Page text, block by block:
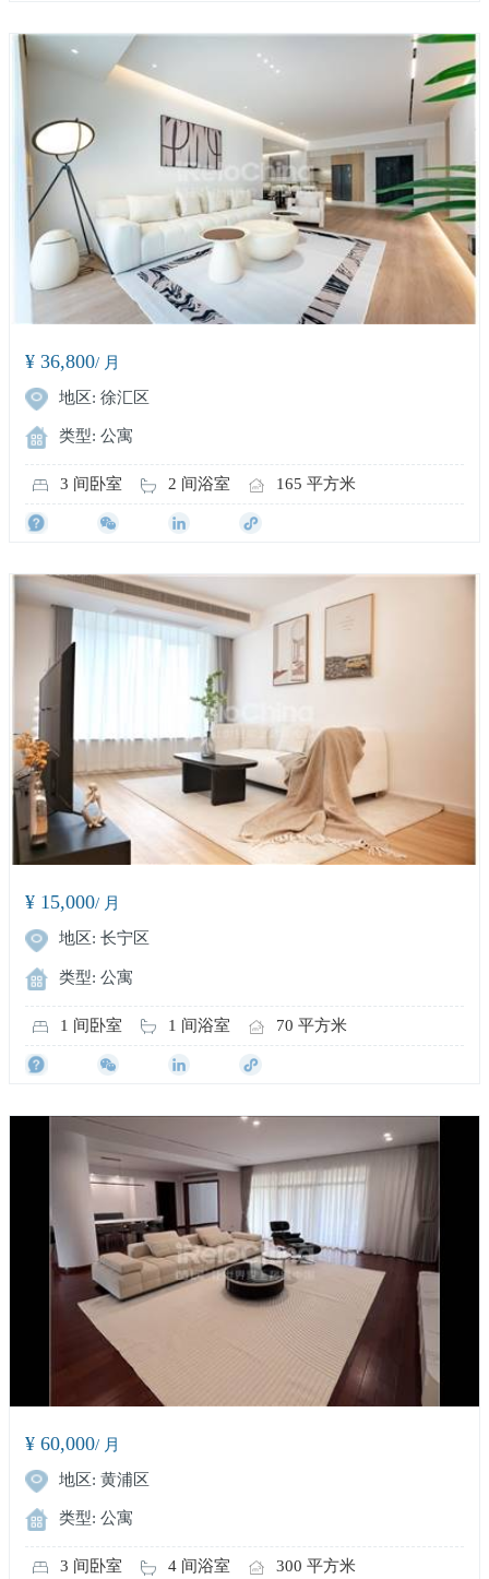
¥ 36,800/ 月
地区: 徐汇区
类型: 公寓
3 间卧室 2 间浴室 165 平方米
¥ 15,000/ 月
地区: 长宁区
类型: 公寓
1 间卧室 1 间浴室 70 平方米
¥ 60,000/ 月
地区: 黄浦区
类型: 公寓
3 间卧室 4 间浴室 300 平方米